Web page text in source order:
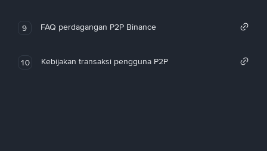
9 FAQ perdagangan P2P Binance
10 Kebijakan transaksi pengguna P2P